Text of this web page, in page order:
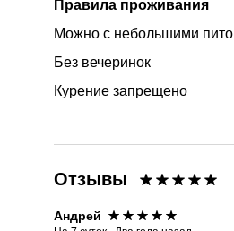
Можно с небольшими
Без вечеринок
Курение запрещено
Отзывы
Андрей